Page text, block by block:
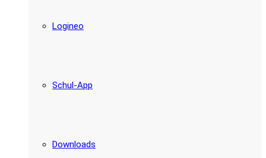
Logineo
Schul-App
Downloads